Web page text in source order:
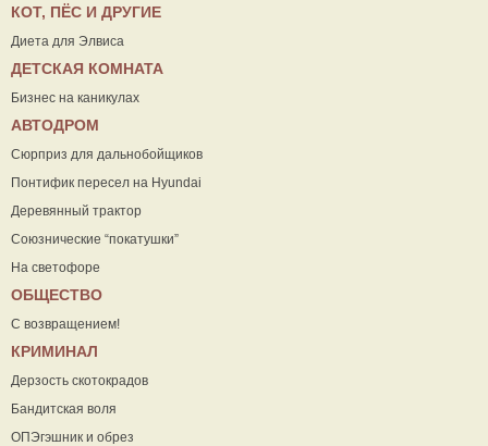
КОТ, ПЁС И ДРУГИЕ
Диета для Элвиса
ДЕТСКАЯ КОМНАТА
Бизнес на каникулах
АВТОДРОМ
Сюрприз для дальнобойщиков
Понтифик пересел на Hyundai
Деревянный трактор
Союзнические “покатушки”
На светофоре
ОБЩЕСТВО
С возвращением!
КРИМИНАЛ
Дерзость скотокрадов
Бандитская воля
ОПЭгэшник и обрез